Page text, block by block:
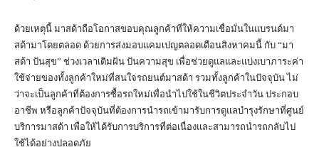
ด้วยเหตุนี้ มาสด้าถือโอกาสขอบคุณลูกค้าที่ให้ความเชื่อมั่นในแบรนด์มา
สด้ามาโดยตลอด ด้วยการส่งมอบแคมเปญตลอดเดือนสิงหาคมนี้ กับ “มา
สด้า ปันสุข” ช่วงเวลาเติมฝัน ปันความสุข เพื่อช่วยดูแลและแบ่งเบาภาระค่า
ใช้จ่ายของทั้งลูกค้าใหม่ที่สนใจรถยนต์มาสด้า รวมทั้งลูกค้าในปัจจุบัน ไม่
ว่าจะเป็นลูกค้าที่ต้องการซื้อรถใหม่เพื่อนำไปใช้ในชีวิตประจำวัน ประกอบ
อาชีพ หรือลูกค้าปัจจุบันที่ต้องการนำรถเข้ามารับการดูแลบำรุงรักษาที่ศูนย์
บริการมาสด้า เพื่อให้ได้รับการบริการที่ต่อเนื่องและสามารถนำรถกลับไป
ใช้ได้อย่างปลอดภัย